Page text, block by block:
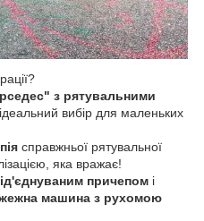
з рятувальними
вибір для маленьких
справжньої рятувальної
яка вражає!
причепом і
машина з рухомою